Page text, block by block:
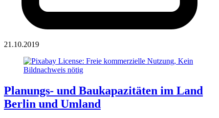
21.10.2019
Planungs- und Baukapazitäten im Land
Berlin und Umland